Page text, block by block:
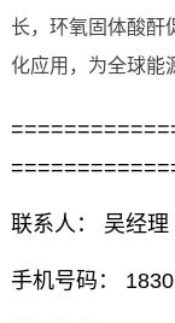
长，环氧固体酸酐
化应用，为全球能
联系人： 吴经理
手机号码：